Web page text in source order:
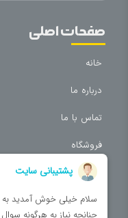
صفحات اصلی
خانه
درباره ما
تماس با ما
فروشگاه
سایر دسته بندی